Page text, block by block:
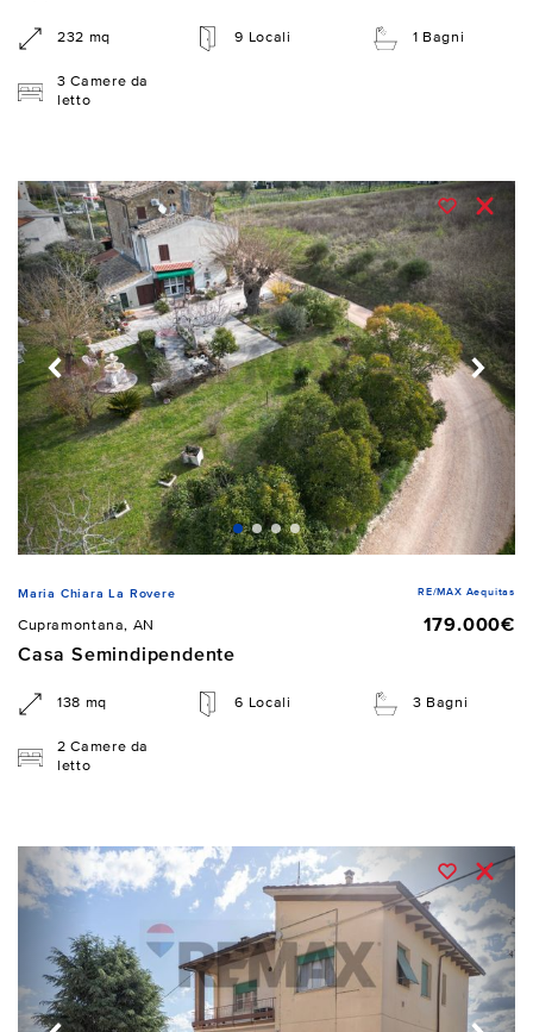
232 mq 9 Locali 1 Bagni
3 Camere da
letto
Maria Chiara La Rovere RE/MAX Aequitas
Cupramontana, AN
179.000€
Casa Semindipendente
138 mq 6 Locali 3 Bagni
2 Camere da
letto